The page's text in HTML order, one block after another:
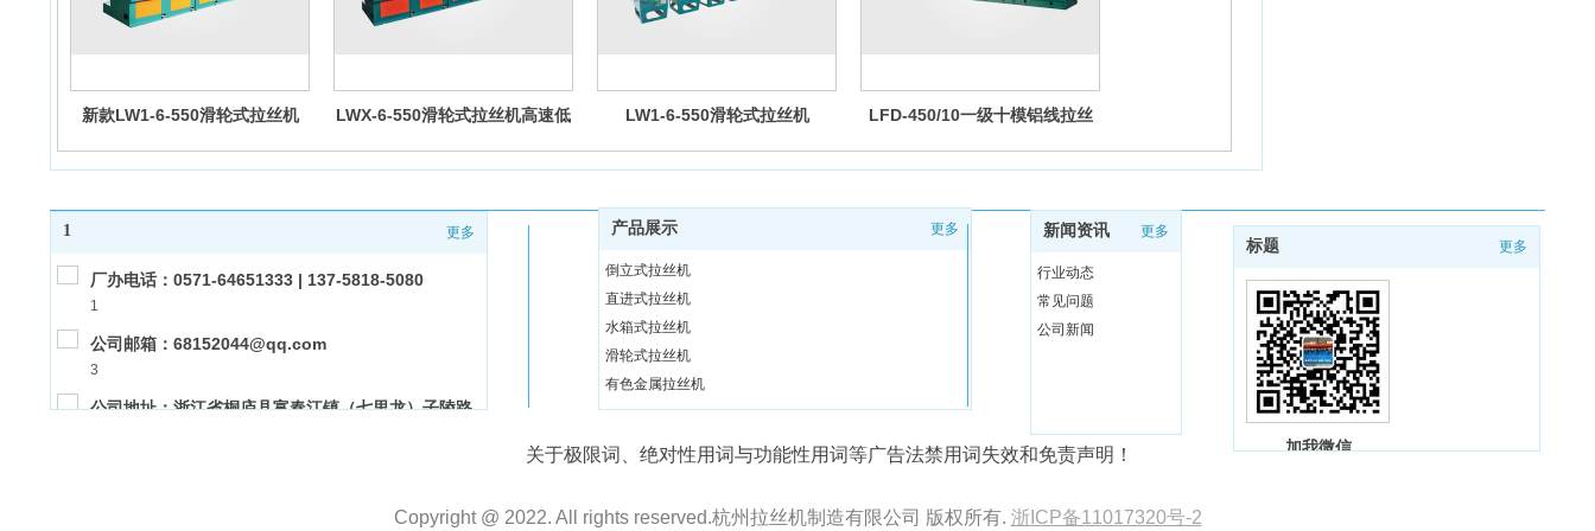
新款LW1-6-550滑轮式拉丝机
LWX-6-550滑轮式拉丝机高速低
LW1-6-550滑轮式拉丝机
LFD-450/10一级十模铝线拉丝
1 更多
厂办电话：0571-64651333 | 137-5818-5080
1
公司邮箱：68152044@qq.com
3
公司地址：浙江省桐庐县富春江镇（七里龙）子陵路
产品展示 更多
倒立式拉丝机
直进式拉丝机
水箱式拉丝机
滑轮式拉丝机
有色金属拉丝机
调直切断机
拉丝机辅助设备
标题 更多
加我微信
新闻资讯 更多
行业动态
常见问题
公司新闻
关于极限词、绝对性用词与功能性用词等广告法禁用词失效和免责声明！
Copyright @ 2022. All rights reserved.杭州拉丝机制造有限公司 版权所有. 浙ICP备11017320号-2